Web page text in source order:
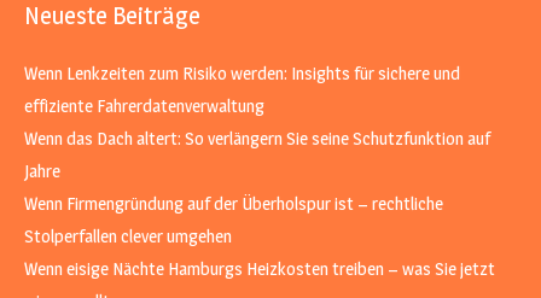
Neueste Beiträge
Wenn Lenkzeiten zum Risiko werden: Insights für sichere und
effiziente Fahrerdatenverwaltung
Wenn das Dach altert: So verlängern Sie seine Schutzfunktion auf
Jahre
Wenn Firmengründung auf der Überholspur ist – rechtliche
Stolperfallen clever umgehen
Wenn eisige Nächte Hamburgs Heizkosten treiben – was Sie jetzt